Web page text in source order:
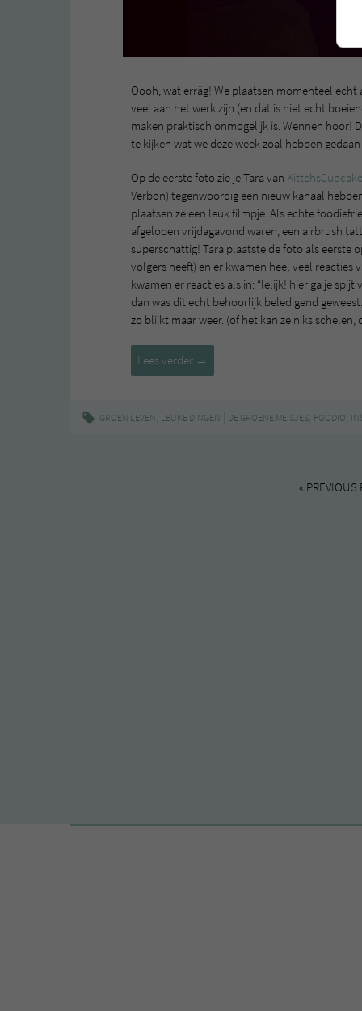
Oooh, wat errâg! We plaatsen momenteel
veel aan het werk zijn (en dat is niet echt
maken praktisch onmogelijk is. Wennen hoor!
te kijken wat we deze week zoal hebben gedaan
Op de eerste foto zie je Tara van
Verbon) tegenwoordig een nieuw kanaal
plaatsen ze een leuk filmpje. Als echte
afgelopen vrijdagavond waren, een airbrush
superschattig! Tara plaatste de foto als eerste
volgers heeft) en er kwamen heel veel
kwamen er reacties als in: “lelijk! hier ga je
dan was dit echt behoorlijk beledigend
zo blijkt maar weer. (of het kan ze niks
Lees verder De
Groene
op
→
GROEN LEVEN, LEUKE DINGEN DE GROENE MEISJES, FOODIO,
«